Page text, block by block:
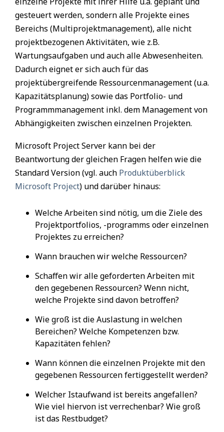
gesteuert werden, sondern alle Projekte eines
Bereichs (Multiprojektmanagement), alle nicht
projektbezogenen Aktivitäten, wie z.B.
Wartungsaufgaben und auch alle Abwesenheiten.
Dadurch eignet er sich auch für das
projektübergreifende Ressourcenmanagement (u.a.
Kapazitätsplanung) sowie das Portfolio- und
Programmmanagement inkl. dem Management von
Abhängigkeiten zwischen einzelnen Projekten.
Microsoft Project Server kann bei der
Beantwortung der gleichen Fragen helfen wie die
Standard Version (vgl. auch Produktüberblick
Microsoft Project) und darüber hinaus:
Welche Arbeiten sind nötig, um die Ziele des
Projektportfolios, -programms oder einzelnen
Projektes zu erreichen?
Wann brauchen wir welche Ressourcen?
Schaffen wir alle geforderten Arbeiten mit
den gegebenen Ressourcen? Wenn nicht,
welche Projekte sind davon betroffen?
Wie groß ist die Auslastung in welchen
Bereichen? Welche Kompetenzen bzw.
Kapazitäten fehlen?
Wann können die einzelnen Projekte mit den
gegebenen Ressourcen fertiggestellt werden?
Welcher Istaufwand ist bereits angefallen?
Wie viel hiervon ist verrechenbar? Wie groß
ist das Restbudget?